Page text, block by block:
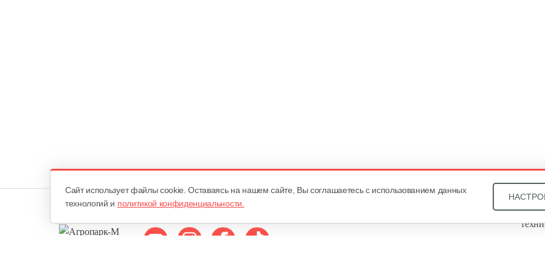
Cайт использует файлы cookie. Оставаясь на нашем сайте, Вы соглашаетесь с использованием данных
технологий и политикой конфиденциальности.